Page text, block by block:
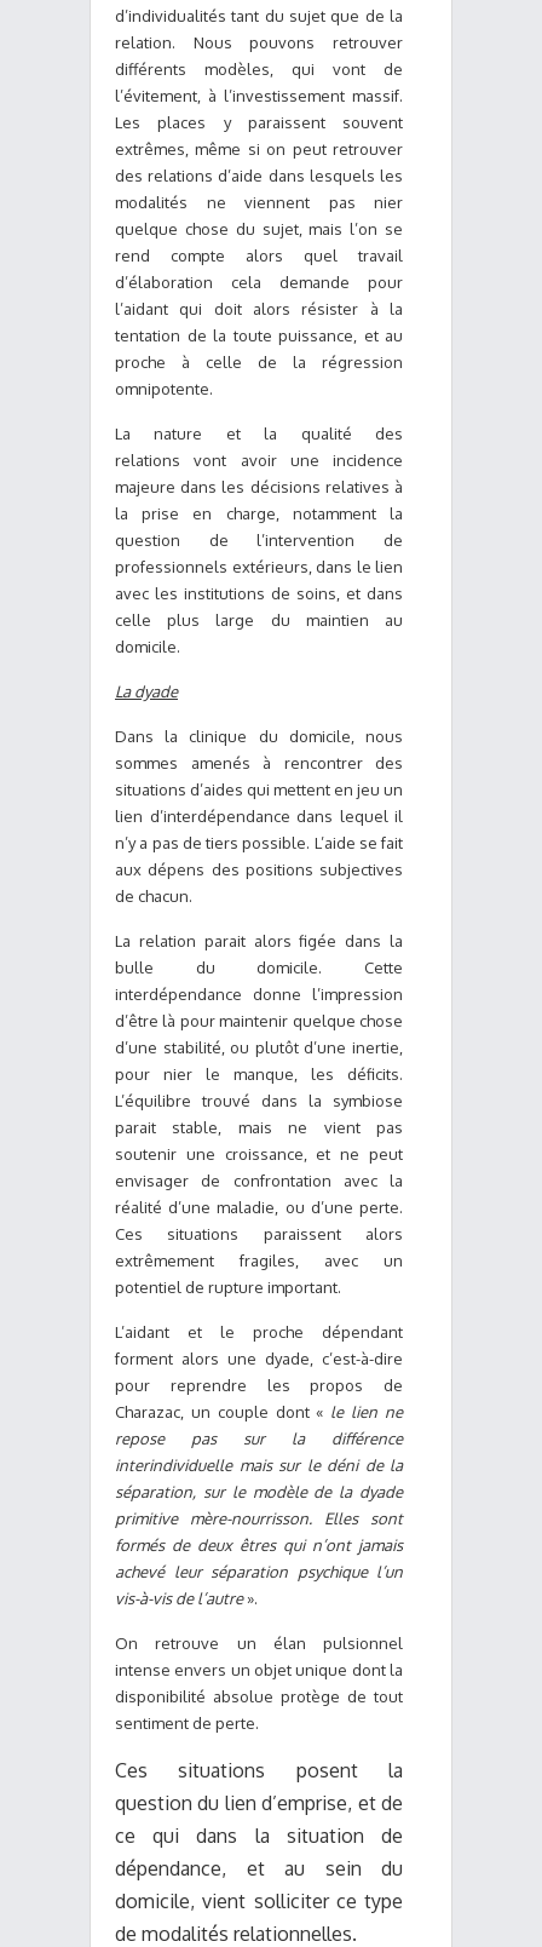
d’individualités tant du sujet que de la
relation. Nous pouvons retrouver
différents modèles, qui vont de
l’évitement, à l’investissement massif.
Les places y paraissent souvent
extrêmes, même si on peut retrouver
des relations d’aide dans lesquels les
modalités ne viennent pas nier
quelque chose du sujet, mais l’on se
rend compte alors quel travail
d’élaboration cela demande pour
l’aidant qui doit alors résister à la
tentation de la toute puissance, et au
proche à celle de la régression
omnipotente.
La nature et la qualité des
relations vont avoir une incidence
majeure dans les décisions relatives à
la prise en charge, notamment la
question de l’intervention de
professionnels extérieurs, dans le lien
avec les institutions de soins, et dans
celle plus large du maintien au
domicile.
La dyade
Dans la clinique du domicile, nous
sommes amenés à rencontrer des
situations d’aides qui mettent en jeu un
lien d’interdépendance dans lequel il
n’y a pas de tiers possible. L’aide se fait
aux dépens des positions subjectives
de chacun.
La relation parait alors figée dans la
bulle du domicile. Cette
interdépendance donne l’impression
d’être là pour maintenir quelque chose
d’une stabilité, ou plutôt d’une inertie,
pour nier le manque, les déficits.
L’équilibre trouvé dans la symbiose
parait stable, mais ne vient pas
soutenir une croissance, et ne peut
envisager de confrontation avec la
réalité d’une maladie, ou d’une perte.
Ces situations paraissent alors
extrêmement fragiles, avec un
potentiel de rupture important.
L’aidant et le proche dépendant
forment alors une dyade, c’est-à-dire
pour reprendre les propos de
Charazac, un couple dont « le lien ne
repose pas sur la différence
interindividuelle mais sur le déni de la
séparation, sur le modèle de la dyade
primitive mère-nourrisson. Elles sont
formés de deux êtres qui n’ont jamais
achevé leur séparation psychique l’un
vis-à-vis de l’autre».
On retrouve un élan pulsionnel
intense envers un objet unique dont la
disponibilité absolue protège de tout
sentiment de perte.
Ces situations posent la
question du lien d’emprise, et de
ce qui dans la situation de
dépendance, et au sein du
domicile, vient solliciter ce type
de modalités relationnelles.